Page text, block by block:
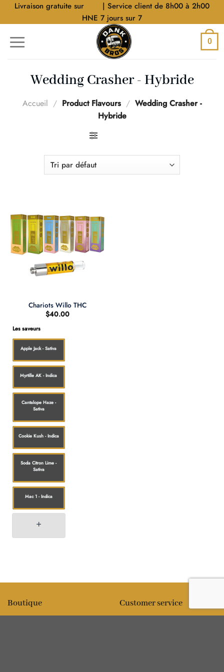
AllerLivraison gratuite sur
| Service client de 8h00 à 2h00
HNE 7 jours sur 7
0
Wedding Crasher - Hybride
Accueil / Product Flavours / Wedding Crasher -
Hybride
Chariots Willo THC
$40.00
Les saveurs
Apple Jack - Sativa
Myrtille AK - Indica
Cantalope Haze -
Sativa
Cookie Kush - Indica
Soda Citron Lime -
Sativa
Mac 1 - Indica
Boutique Customer service